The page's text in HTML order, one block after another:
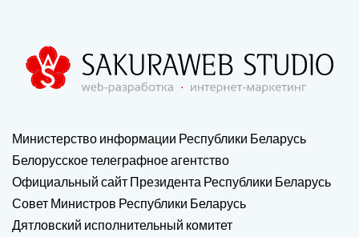
Министерство информации Республики Беларусь
Белорусское телеграфное агентство
Официальный сайт Президента Республики Беларусь
Совет Министров Республики Беларусь
Дятловский исполнительный комитет